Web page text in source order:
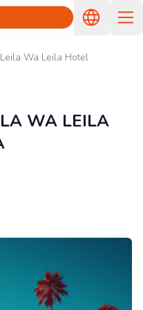
Wa Leila Hotel
WA LEILA